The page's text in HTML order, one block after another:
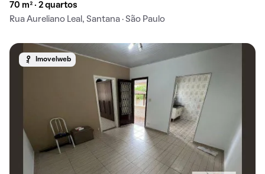
70 m² · 2 quartos
Rua Aureliano Leal, Santana · São Paulo
Imovelweb